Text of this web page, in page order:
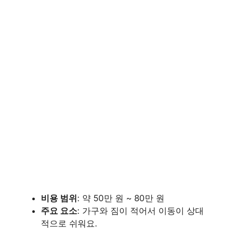
비용 범위 : 약 50만 원 ~ 80만 원
주요 요소: 가구와 짐이 적어서 이동이 상대
적으로 쉬워요.